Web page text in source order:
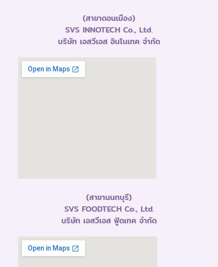
(สาขาดอนเมือง)
SVS INNOTECH Co., Ltd.
บริษัท เอสวีเอส อินโนเทค จำกัด
(สาขานนทบุรี)
SVS FOODTECH Co., Ltd.
บริษัท เอสวีเอส ฟู้ดเทค จำกัด